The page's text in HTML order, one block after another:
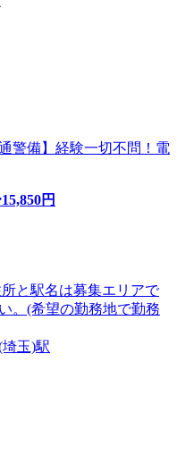
警備】経験一切不問！電
15,850円
と駅名は募集エリアで
。(希望の勤務地で勤務
玉)駅